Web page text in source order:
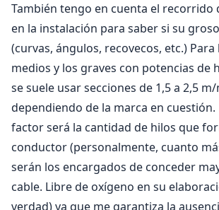
También tengo en cuenta el recorrido
en la instalación para saber si su
(curvas, ángulos, recovecos, etc.)
medios y los graves con potencias de
se suele usar secciones de 1,5 a 2,5
dependiendo de la marca en cuestión.
factor será la cantidad de hilos que
conductor (personalmente, cuanto
serán los encargados de conceder
cable. Libre de oxígeno en su
verdad) ya que me garantiza la